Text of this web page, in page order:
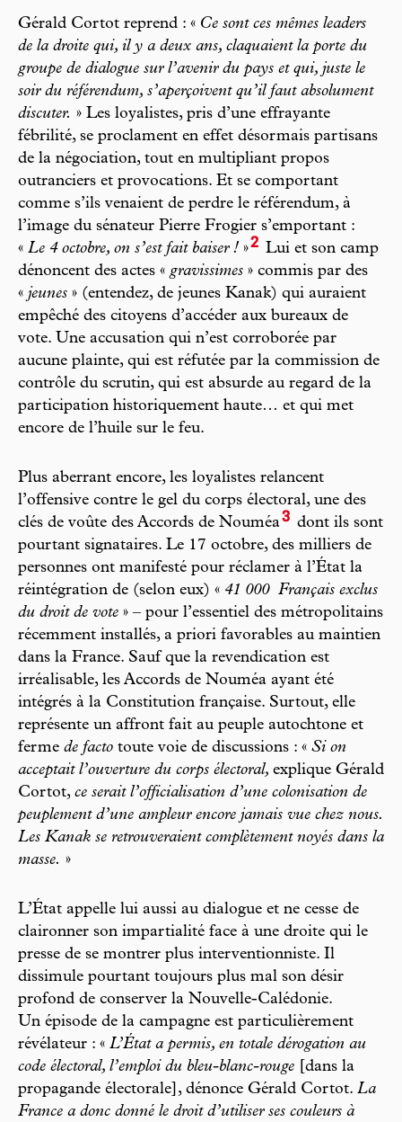
Gérald Cortot reprend : « Ce sont ces mêmes leaders
de la droite qui, il y a deux ans, claquaient la porte du
groupe de dialogue sur l’avenir du pays et qui, juste le
soir du référendum, s’aperçoivent qu’il faut absolument
discuter. » Les loyalistes, pris d’une effrayante
fébrilité, se proclament en effet désormais partisans
de la négociation, tout en multipliant propos
outranciers et provocations. Et se comportant
comme s’ils venaient de perdre le référendum, à
l’image du sénateur Pierre Frogier s’emportant :
« Le 4 octobre, on s’est fait baiser ! »2 Lui et son camp
dénoncent des actes « gravissimes » commis par des
« jeunes » (entendez, de jeunes Kanak) qui auraient
empêché des citoyens d’accéder aux bureaux de
vote. Une accu sation qui n’est corroborée par
aucune plainte, qui est réfutée par la commission de
contrôle du scrutin, qui est absurde au regard de la
participation historiquement haute… et qui met
encore de l’huile sur le feu.
Plus aberrant encore, les loyalistes relancent
l’offensive contre le gel du corps électoral, une des
clés de voûte des Accords de Nouméa3 dont ils sont
pourtant signataires. Le 17 octobre, des milliers de
personnes ont manifesté pour réclamer à l’État la
réintégration de (selon eux) « 41 000 Français exclus
du droit de vote » – pour l’essentiel des métropolitains
récemment installés, a priori favorables au maintien
dans la France. Sauf que la revendication est
irréalisable, les Accords de Nouméa ayant été
intégrés à la Constitution française. Surtout, elle
représente un affront fait au peuple autochtone et
ferme de facto toute voie de discussions : « Si on
acceptait l’ouverture du corps électoral, explique Gérald
Cortot, ce serait l’officialisation d’une colonisation de
peuplement d’une ampleur encore jamais vue chez nous.
Les Kanak se retrouveraient complètement noyés dans la
masse. »
L’État appelle lui aussi au dialogue et ne cesse de
claironner son impartialité face à une droite qui le
presse de se montrer plus interventionniste. Il
dissimule pourtant toujours plus mal son désir
profond de conserver la Nouvelle-Calédonie.
Un épisode de la campagne est particulièrement
révélateur : « L’État a permis, en totale dérogation au
code électoral, l’emploi du bleu-blanc-rouge
[dans la
propagande électorale], dénonce Gérald Cortot. La
France a donc donné le droit d’utiliser ses couleurs à